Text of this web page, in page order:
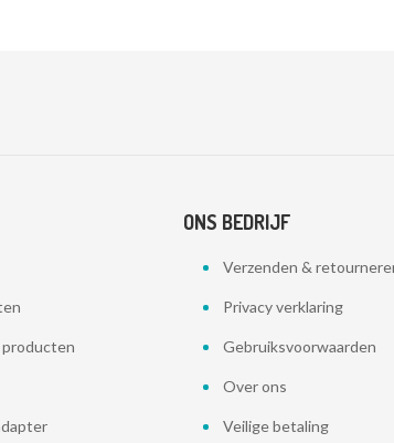
ONS BEDRIJF
Verzenden &
Privacy verklaring
Gebruiksvoorwaarden
Over ons
Veilige betaling